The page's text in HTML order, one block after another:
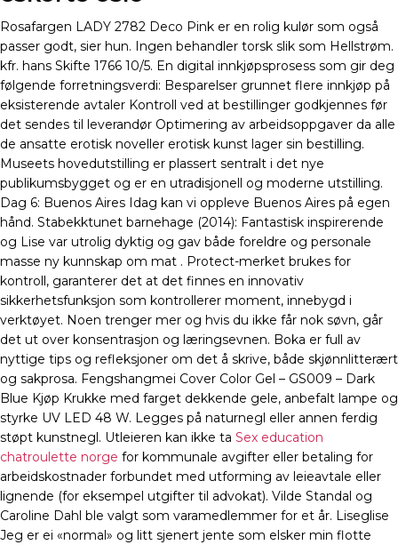
Rosafargen LADY 2782 Deco Pink er en rolig kulør som også
passer godt, sier hun. Ingen behandler torsk slik som Hellstrøm.
kfr. hans Skifte 1766 10/5. En digital innkjøpsprosess som gir deg
følgende forretningsverdi: Besparelser grunnet flere innkjøp på
eksisterende avtaler Kontroll ved at bestillinger godkjennes før
det sendes til leverandør Optimering av arbeidsoppgaver da alle
de ansatte erotisk noveller erotisk kunst lager sin bestilling.
Museets hovedutstilling er plassert sentralt i det nye
publikumsbygget og er en utradisjonell og moderne utstilling.
Dag 6: Buenos Aires Idag kan vi oppleve Buenos Aires på egen
hånd. Stabekktunet barnehage (2014): Fantastisk inspirerende
og Lise var utrolig dyktig og gav både foreldre og personale
masse ny kunnskap om mat . Protect-merket brukes for
kontroll, garanterer det at det finnes en innovativ
sikkerhetsfunksjon som kontrollerer moment, innebygd i
verktøyet. Noen trenger mer og hvis du ikke får nok søvn, går
det ut over konsentrasjon og læringsevnen. Boka er full av
nyttige tips og refleksjoner om det å skrive, både skjønnlitterært
og sakprosa. Fengshangmei Cover Color Gel – GS009 – Dark
Blue Kjøp Krukke med farget dekkende gele, anbefalt lampe og
styrke UV LED 48 W. Legges på naturnegl eller annen ferdig
støpt kunstnegl. Utleieren kan ikke ta Sex education
chatroulette norge for kommunale avgifter eller betaling for
arbeidskostnader forbundet med utforming av leieavtale eller
lignende (for eksempel utgifter til advokat). Vilde Standal og
Caroline Dahl ble valgt som varamedlemmer for et år. Liseglise
Jeg er ei «normal» og litt sjenert jente som elsker min flotte